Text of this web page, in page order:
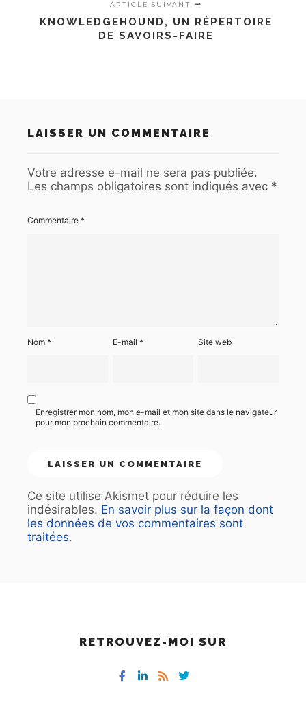
ARTICLE SUIVANT
KNOWLEDGEHOUND, UN RÉPERTOIRE
DE SAVOIRS-FAIRE
LAISSER UN COMMENTAIRE
Votre adresse e-mail ne sera pas publiée.
Les champs obligatoires sont indiqués avec *
Commentaire *
Nom * E-mail* Site web
Enregistrer mon nom, mon e-mail et mon site dans le navigateur
pour mon prochain commentaire.
Ce site utilise Akismet pour réduire les
indésirables. En savoir plus sur la façon dont
les données de vos commentaires sont
traitées.
RETROUVEZ-MOI SUR